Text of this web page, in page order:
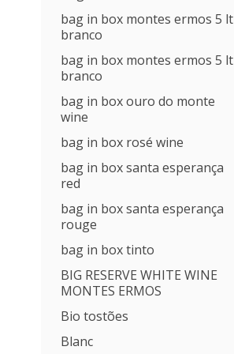
bag in box montes ermos 5 lt
branco
bag in box montes ermos 5 lt
branco
bag in box ouro do monte
wine
bag in box rosé wine
bag in box santa esperança
red
bag in box santa esperança
rouge
bag in box tinto
BIG RESERVE WHITE WINE
MONTES ERMOS
Bio tostões
Blanc